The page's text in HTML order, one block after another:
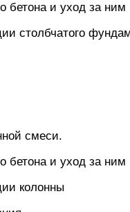
бетона и уход за ним
столбчатого
смеси.
бетона и уход за ним
колонны